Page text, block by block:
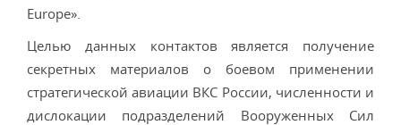
Europe».
Целью данных контактов является получение
секретных материалов о боевом применении
стратегической авиации ВКС России, численности и
дислокации подразделений Вооруженных Сил